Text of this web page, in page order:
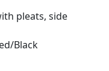
pleats, side
Black